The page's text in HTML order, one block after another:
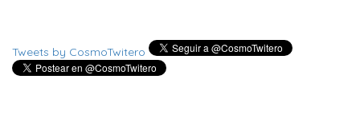
Tweets by CosmoTwitero